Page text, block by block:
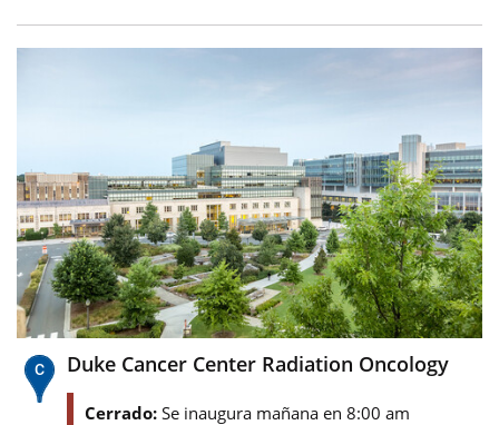
Duke Cancer Center Radiation Oncology
Cerrado: Se inaugura mañana en 8:00 am